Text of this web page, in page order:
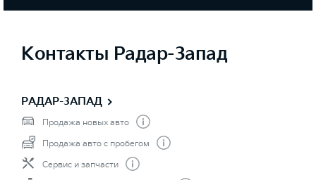
Контакты Радар-Запад
РАДАР-ЗАПАД
Продажа новых авто
Продажа авто с пробегом
Сервис и запчасти